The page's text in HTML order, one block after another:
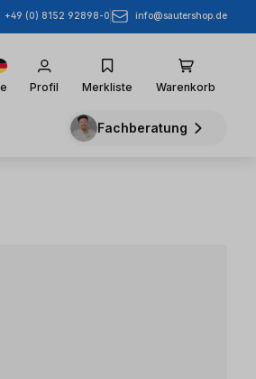
+49 (0) 8152 92898-0 info@sautershop.de
Profil Merkliste Warenkorb
Fachberatung